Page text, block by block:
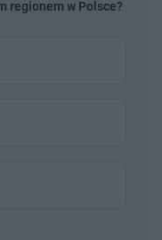
regionem w Polsce?